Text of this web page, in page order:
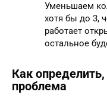
Уменьшаем
хотя бы до 3,
работает
остальное
Как определить,
проблема